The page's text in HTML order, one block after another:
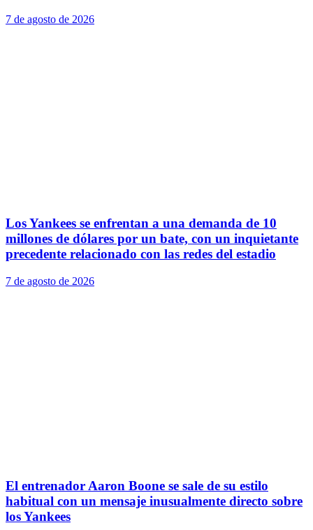
7 de agosto de 2026
Los Yankees se enfrentan a una demanda de 10
millones de dólares por un bate, con un inquietante
precedente relacionado con las redes del estadio
7 de agosto de 2026
El entrenador Aaron Boone se sale de su estilo
habitual con un mensaje inusualmente directo sobre
los Yankees